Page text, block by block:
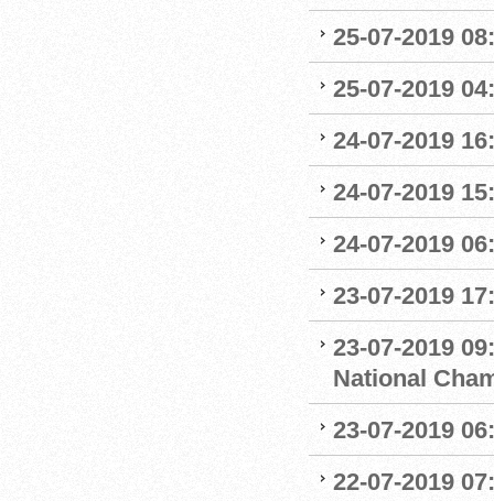
25-07-2019
25-07-2019
24-07-2019
24-07-2019
24-07-2019
23-07-2019
23-07-2019
National
23-07-2019
22-07-2019